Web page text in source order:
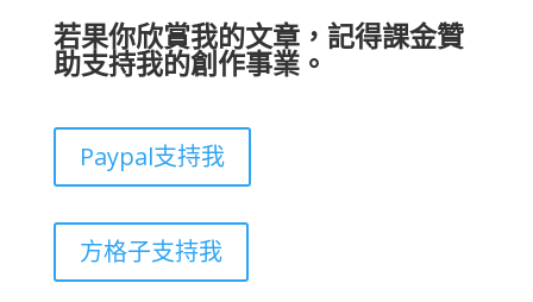
若果你欣賞我的文章，記得課金贊
助支持我的創作事業。
Paypal支持我
方格子支持我